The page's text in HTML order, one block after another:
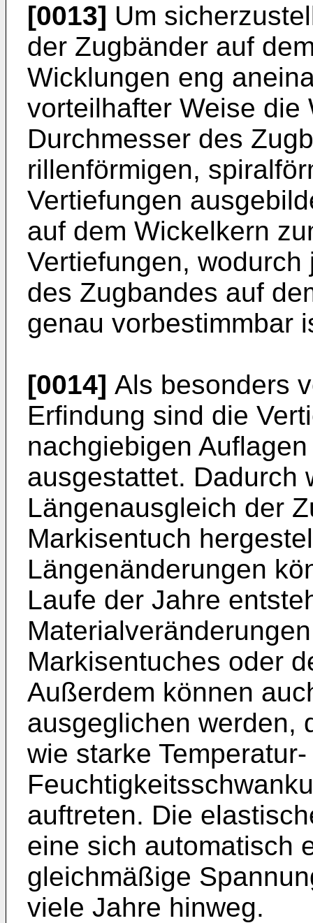
[0013] Um
der Zugbänder auf
Wicklungen eng
vorteilhafter Weise die
Durchmesser des
rillenförmigen,
Vertiefungen
auf dem Wickelkern
Vertiefungen,
des Zugbandes auf
genau vorbestimmbar
[0014] Als besonders
Erfindung sind die
nachgiebigen
ausgestattet. Dadurch
Längenausgleich der
Markisentuch
Längenänderungen
Laufe der Jahre
Markisentuches oder
Außerdem können
ausgeglichen werden,
wie starke
auftreten. Die
eine sich automatisch
gleichmäßige
viele Jahre hinweg.